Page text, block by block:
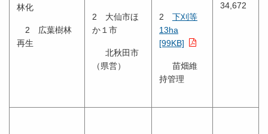
林化
2 広葉樹林
再生
2 大仙市ほ
か１市
北秋田市
（県営）
2 下刈等
13ha
[99KB]
苗畑維
持管理
34,672